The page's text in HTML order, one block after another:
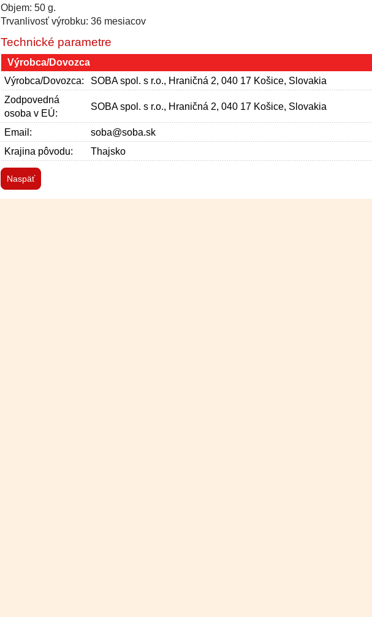
Objem: 50 g.
Trvanlivosť výrobku: 36 mesiacov
Technické parametre
Výrobca/Dovozca
Výrobca/Dovozca:
SOBA spol. s r.o., Hraničná 2, 040 17 Košice, Slovakia
Zodpovedná
osoba v EÚ:
SOBA spol. s r.o., Hraničná 2, 040 17 Košice, Slovakia
Email:
soba@soba.sk
Krajina pôvodu:
Thajsko
Naspäť